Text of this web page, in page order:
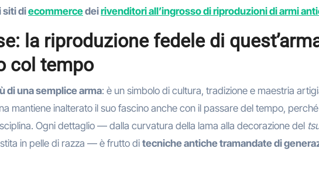
siti diecommercedeirivenditori all’ingrosso di riproduzioni di armi
la riproduzione fedele di
col tempo
di una semplice arma: è un simbolo di cultura, tradizione e maestria
mantiene inalterato il suo fascino anche con il passare del tempo, perché
Ogni dettaglio — dalla curvatura della lama alla decorazione del
in pelle di razza — è frutto ditecniche antiche tramandate di